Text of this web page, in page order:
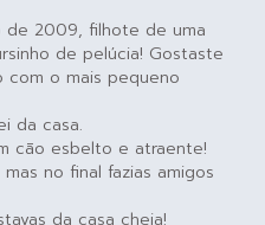
de 2009, filhote de uma
de pelúcia! Gostaste
com o mais pequeno
da casa.
cão esbelto e atraente!
no final fazias amigos
da casa cheia!